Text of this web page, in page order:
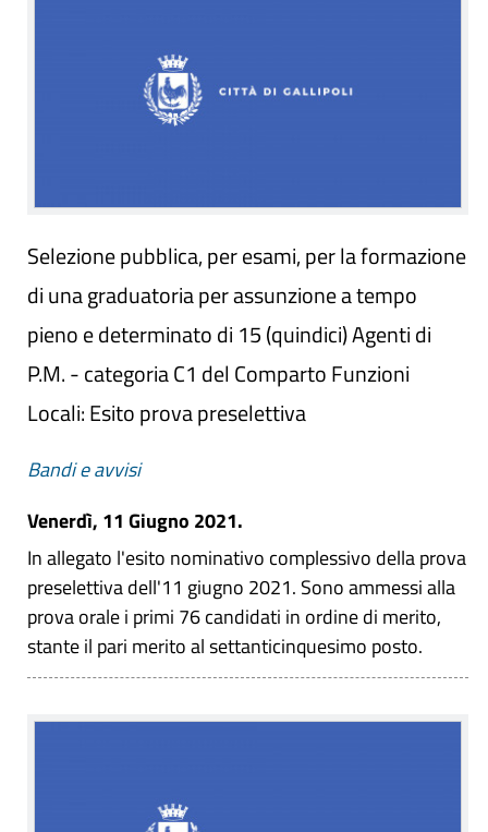
Selezione pubblica, per esami, per la formazione
di una graduatoria per assunzione a tempo
pieno e determinato di 15 (quindici) Agenti di
P.M. - categoria C1 del Comparto Funzioni
Locali: Esito prova preselettiva
Bandi e avvisi
Venerdì, 11 Giugno 2021.
In allegato l'esito nominativo complessivo della prova
preselettiva dell'11 giugno 2021. Sono ammessi alla
prova orale i primi 76 candidati in ordine di merito,
stante il pari merito al settanticinquesimo posto.